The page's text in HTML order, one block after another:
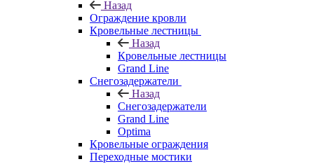
Назад
Ограждение кровли
Кровельные лестницы
Назад
Кровельные лестницы
Grand Line
Снегозадержатели
Назад
Снегозадержатели
Grand Line
Optima
Кровельные ограждения
Переходные мостики